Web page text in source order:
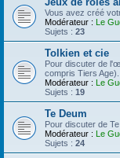
Vous avez créé
Modérateur : Le
Sujets : 23
Tolkien et cie
Pour discuter de
compris Tiers Age).
Modérateur : Le
Sujets : 19
Te Deum
Pour discuter de
Modérateur : Le
Sujets : 24